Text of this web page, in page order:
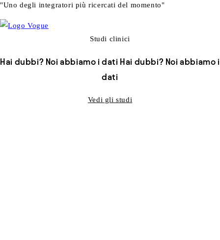
"Uno degli integratori più ricercati del momento"
Studi clinici
Hai dubbi? Noi abbiamo i dati Hai dubbi? Noi abbiamo i
dati
Vedi gli studi